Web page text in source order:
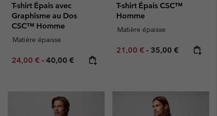
T-shirt Épais avec
Graphisme au Dos
CSC™ Homme
Matière épaisse
Minimum sale price:
24,00 € - Maximum price:
40,00 €
T-shirt Épais CSC™
Homme
Matière épaisse
Minimum sale price:
21,00 € - Maximum price:
35,00 €